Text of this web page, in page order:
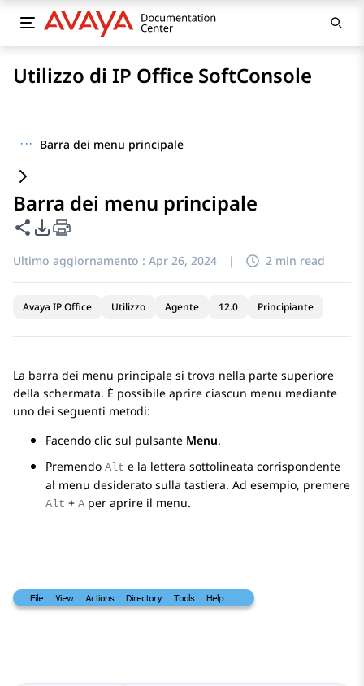
Utilizzo di IP Office SoftConsole
··· Barra dei menu principale
Barra dei menu principale
Condividi questa pagina
Opzioni di esportazione PDF
Ultimo aggiornamento : Apr 26, 2024 | 2 min read
Avaya IP Office Utilizzo Agente 12.0 Principiante
La barra dei menu principale si trova nella parte superiore
della schermata. È possibile aprire ciascun menu mediante
uno dei seguenti metodi:
Facendo clic sul pulsante Menu.
Premendo Alt e la lettera sottolineata corrispondente
al menu desiderato sulla tastiera. Ad esempio, premere
Alt + Aper aprire il menu.